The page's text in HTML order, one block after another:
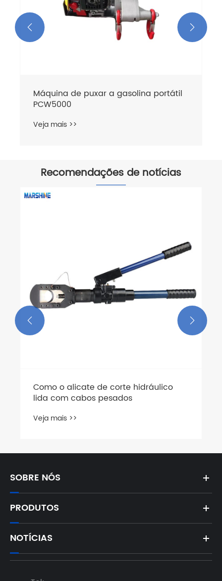
Máquina de puxar a gasolina portátil
PCW5000
Veja mais >>
 
Recomendações de notícias
Como o alicate de corte hidráulico
lida com cabos pesados
Veja mais >>
 
SOBRE NÓS
PRODUTOS
NOTÍCIAS